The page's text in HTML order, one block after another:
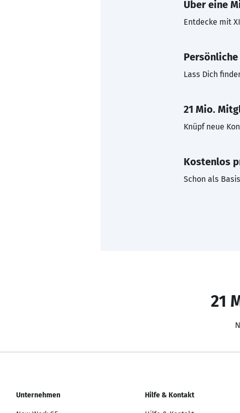
Über eine
Entdecke mit
Lass Dich
21 Mio.
Knüpf neue
Kostenlos
Schon als
21
Unternehmen Hilfe & Kontakt